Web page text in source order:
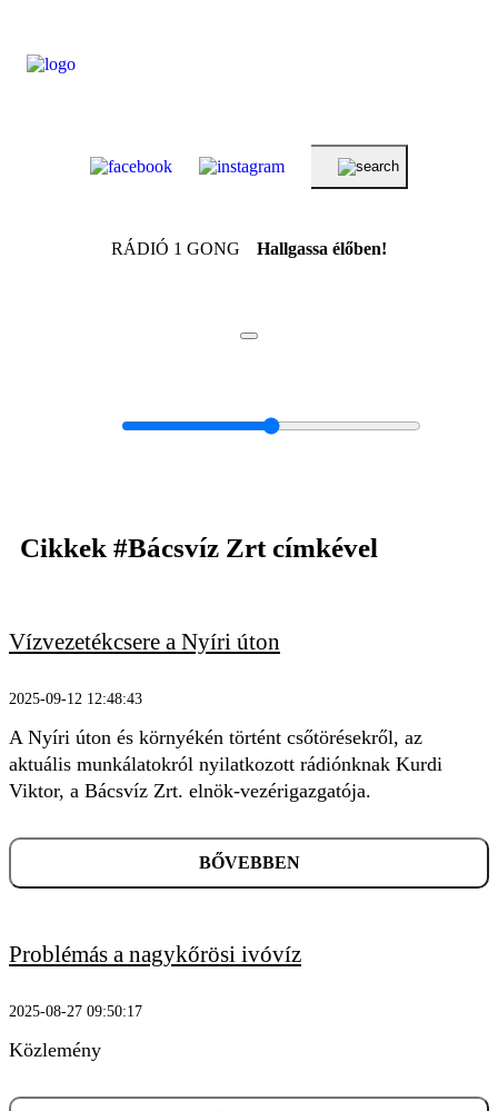
RÁDIÓ 1 GONG Hallgassa élőben!
Cikkek #Bácsvíz Zrtcímkével
Vízvezetékcsere a Nyíri úton
2025-09-12 12:48:43
A Nyíri úton és környékén történt csőtörésekről, az
aktuális munkálatokról nyilatkozott rádiónknak Kurdi
Viktor, a Bácsvíz Zrt. elnök-vezérigazgatója.
BŐVEBBEN
Problémás a nagykőrösi ivóvíz
2025-08-27 09:50:17
Közlemény